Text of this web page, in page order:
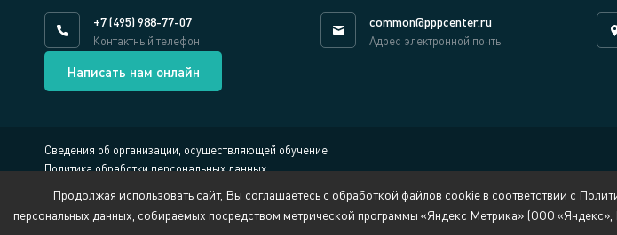
+7 (495) 988-77-07
Контактный телефон
common@pppcenter.ru
Адрес электронной почты
Написать нам онлайн
Сведения об организации, осуществляющей обучение
Политика обработки персональных данных
Обратная связь:
security@pppcenter.ru
Продолжая использовать сайт, Вы соглашаетесь с обработкой файлов cookie в соответствии с
персональных данных, собираемых посредством метрической программы «Яндекс Метрика» (ООО